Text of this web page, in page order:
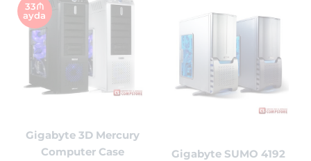
33₼
ayda
Gigabyte 3D Mercury
Computer Case
Gigabyte SUMO 4192